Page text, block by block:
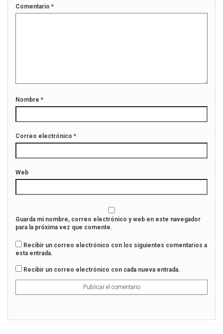
Comentario *
Nombre *
Correo electrónico *
Web
Guarda mi nombre, correo electrónico y web en este navegador
para la próxima vez que comente.
Recibir un correo electrónico con los siguientes comentarios a
esta entrada.
Recibir un correo electrónico con cada nueva entrada.